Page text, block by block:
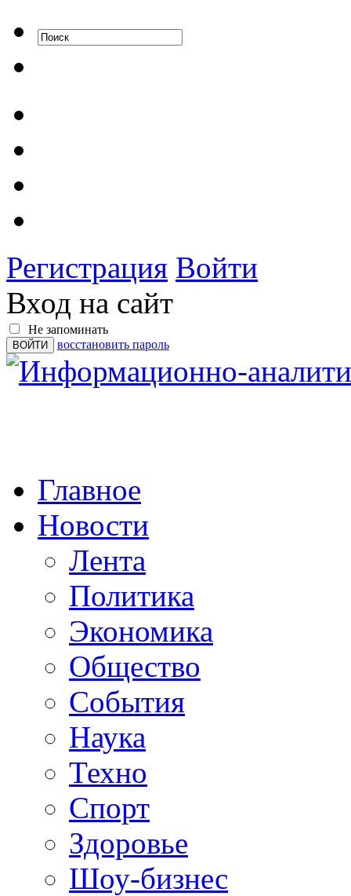
Регистрация Войти
Вход на сайт
Не запоминать
восстановить пароль
Главное
Новости
Лента
Политика
Экономика
Общество
События
Наука
Техно
Спорт
Здоровье
Шоу-бизнес